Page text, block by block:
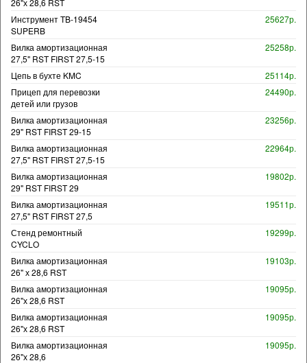
Инструмент TB-19454
SUPERB
25627р.
Вилка амортизационная
27,5" RST FIRST 27,5-15
25258р.
Цепь в бухте KMC
25114р.
Прицеп для перевозки
детей или грузов
24490р.
Вилка амортизационная
29" RST FIRST 29-15
23256р.
Вилка амортизационная
27,5" RST FIRST 27,5-15
22964р.
Вилка амортизационная
29" RST FIRST 29
19802р.
Вилка амортизационная
27,5" RST FIRST 27,5
19511р.
Стенд ремонтный
CYCLO
19299р.
Вилка амортизационная
26" х 28,6 RST
19103р.
Вилка амортизационная
26"х 28,6 RST
19095р.
Вилка амортизационная
26"х 28,6 RST
19095р.
Вилка амортизационная
26"х 28,6
19095р.